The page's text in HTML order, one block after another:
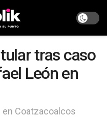
tras caso
León en
Coatzacoalcos